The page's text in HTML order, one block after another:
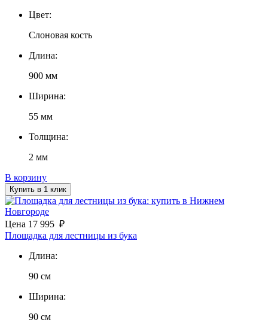
Цвет:
Слоновая кость
Длина:
900 мм
Ширина:
55 мм
Толщина:
2 мм
В корзину
Купить в 1 клик
Цена 17 995 ₽
Площадка для лестницы из бука
Длина:
90 см
Ширина:
90 см